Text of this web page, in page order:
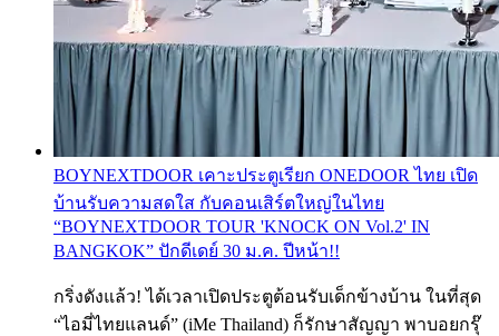
BOYNEXTDOOR เคาะประตูเรียก ONEDOOR ไทย เปิด
บ้านรับความสดใส กับคอนเสิร์ตใหญ่ในไทย
“BOYNEXTDOOR TOUR 'KNOCK ON Vol.2' IN
BANGKOK” ปักดีเดย์ 30 ม.ค. ปีหน้า!!
กริ่งดังแล้ว! ได้เวลาเปิดประตูต้อนรับเด็กข้างบ้าน ในที่สุด
“ไอมี่ไทยแลนด์” (iMe Thailand) ก็รักษาสัญญา พาบอยกรุ๊